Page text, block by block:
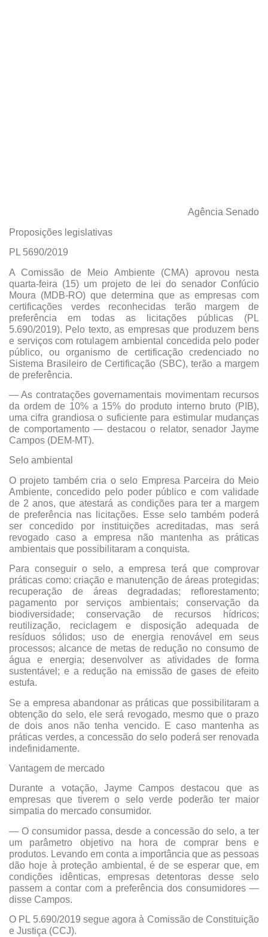
Agência Senado
Proposições legislativas
PL 5690/2019
A Comissão de Meio Ambiente (CMA) aprovou nesta
quarta-feira (15) um projeto de lei do senador Confúcio
Moura (MDB-RO) que determina que as empresas com
certificações verdes reconhecidas terão margem de
preferência em todas as licitações públicas (PL
5.690/2019). Pelo texto, as empresas que produzem bens
e serviços com rotulagem ambiental concedida pelo poder
público, ou organismo de certificação credenciado no
Sistema Brasileiro de Certificação (SBC), terão a margem
de preferência.
— As contratações governamentais movimentam recursos
da ordem de 10% a 15% do produto interno bruto (PIB),
uma cifra grandiosa o suficiente para estimular mudanças
de comportamento — destacou o relator, senador Jayme
Campos (DEM-MT).
Selo ambiental
O projeto também cria o selo Empresa Parceira do Meio
Ambiente, concedido pelo poder público e com validade
de 2 anos, que atestará as condições para ter a margem
de preferência nas licitações. Esse selo também poderá
ser concedido por instituições acreditadas, mas será
revogado caso a empresa não mantenha as práticas
ambientais que possibilitaram a conquista.
Para conseguir o selo, a empresa terá que comprovar
práticas como: criação e manutenção de áreas protegidas;
recuperação de áreas degradadas; reflorestamento;
pagamento por serviços ambientais; conservação da
biodiversidade; conservação de recursos hídricos;
reutilização, reciclagem e disposição adequada de
resíduos sólidos; uso de energia renovável em seus
processos; alcance de metas de redução no consumo de
água e energia; desenvolver as atividades de forma
sustentável; e a redução na emissão de gases de efeito
estufa.
Se a empresa abandonar as práticas que possibilitaram a
obtenção do selo, ele será revogado, mesmo que o prazo
de dois anos não tenha vencido. E caso mantenha as
práticas verdes, a concessão do selo poderá ser renovada
indefinidamente.
Vantagem de mercado
Durante a votação, Jayme Campos destacou que as
empresas que tiverem o selo verde poderão ter maior
simpatia do mercado consumidor.
— O consumidor passa, desde a concessão do selo, a ter
um parâmetro objetivo na hora de comprar bens e
produtos. Levando em conta a importância que as pessoas
dão hoje à proteção ambiental, é de se esperar que, em
condições idênticas, empresas detentoras desse selo
passem a contar com a preferência dos consumidores —
disse Campos.
O PL 5.690/2019 segue agora à Comissão de Constituição
e Justiça (CCJ).